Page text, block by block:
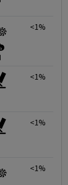
<1%
<1%
<1%
<1%